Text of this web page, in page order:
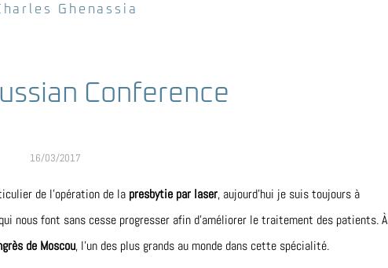
Ghenassia
Conference
16/03/2017
de l’opération de la presbytie par laser, aujourd’hui je suis toujours à
nous font sans cesse progresser afin d’améliorer le traitement des patients. À
de Moscou, l’un des plus grands au monde dans cette spécialité.